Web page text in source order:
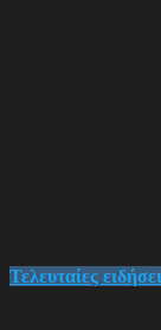
Τελευταίες